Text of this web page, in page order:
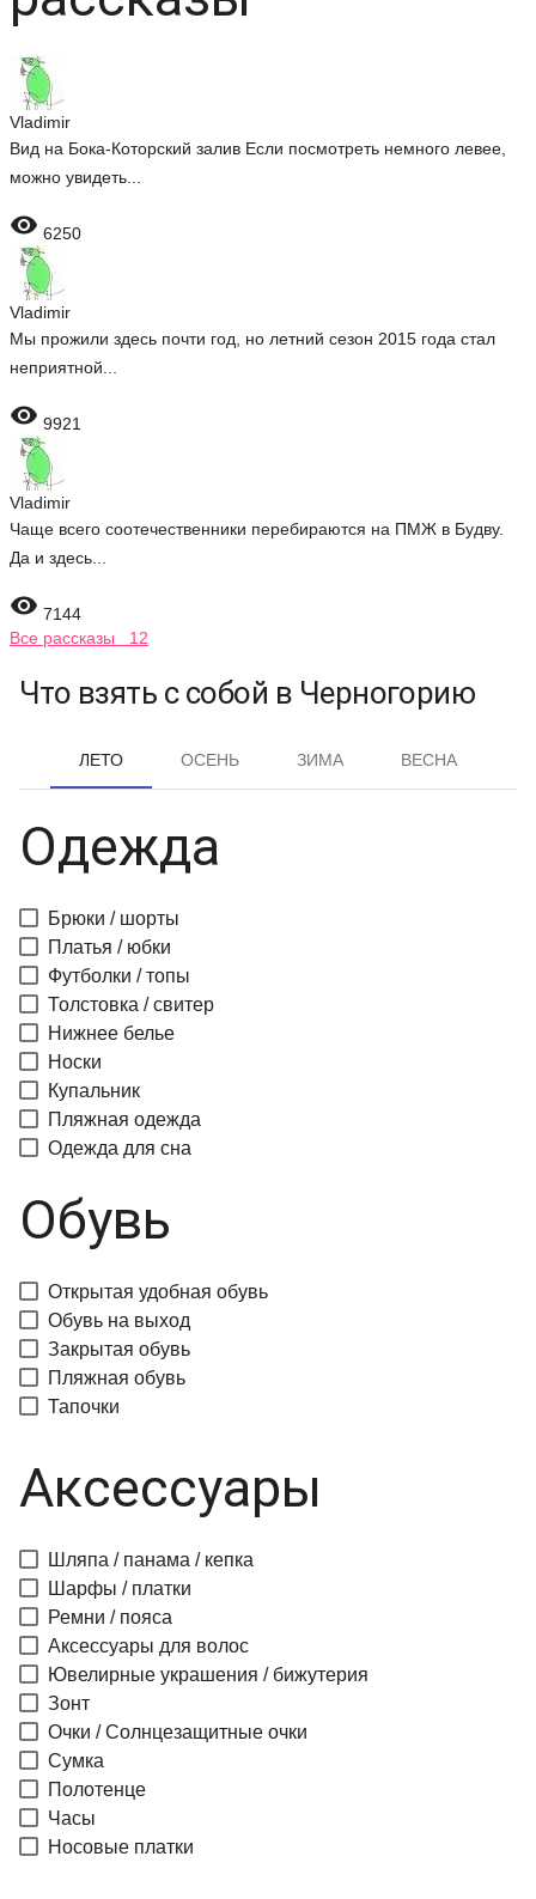
Vladimir
Вид на Бока-Которский залив Если посмотреть немного левее,
можно увидеть...
 6250
Vladimir
Мы прожили здесь почти год, но летний сезон 2015 года стал
неприятной...
 9921
Vladimir
Чаще всего соотечественники перебираются на ПМЖ в Будву.
Да и здесь...
 7144
Все рассказы 12
Что взять с собой в Черногорию
ЛЕТО ОСЕНЬ ЗИМА ВЕСНА
Одежда
Брюки / шорты
Платья / юбки
Футболки / топы
Толстовка / свитер
Нижнее белье
Носки
Купальник
Пляжная одежда
Одежда для сна
Обувь
Открытая удобная обувь
Обувь на выход
Закрытая обувь
Пляжная обувь
Тапочки
Аксессуары
Шляпа / панама / кепка
Шарфы / платки
Ремни / пояса
Аксессуары для волос
Ювелирные украшения / бижутерия
Зонт
Очки / Солнцезащитные очки
Сумка
Полотенце
Часы
Носовые платки